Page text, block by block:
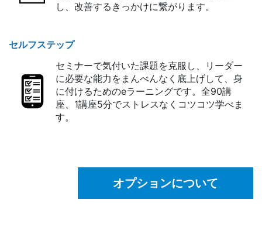
し、改善するきっかけに繋がります。
セルフステップ
セミナーで気付いた課題を克服し、リーダー
に必要な能力をまんべんなく底上げして、身
に付けるためのeラーニングです。全90講
座、1講座5分でストレスなくコツコツ学べま
す。
オプションについて